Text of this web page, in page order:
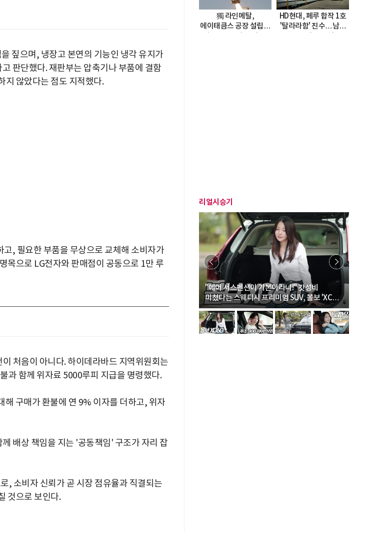
짚으며, 냉장고 본연의 기능인 냉각 유지가
판단했다. 재판부는 압축기나 부품에 결함
지 않았다는 점도 지적했다.
, 필요한 부품을 무상으로 교체해 소비자가
목으로 LG전자와 판매점이 공동으로 1만 루
처음이 아니다. 하이데라바드 지역위원회는
과 함께 위자료 5000루피 지급을 명령했다.
해 구매가 환불에 연 9% 이자를 더하고, 위자
배상 책임을 지는 '공동책임' 구조가 자리 잡
, 소비자 신뢰가 곧 시장 점유율과 직결되는
것으로 보인다.
獨 라인메탈,
에이태큼스 공장 설립…
HD현대, 페루 합작 1호
'탈라라함' 진수…남미
리얼시승기
"에어 서스펜션이 기본이라니!" 갓성비
미쳤다는 스웨디시 프리미엄 SUV, 볼보 'XC60
B5 울트라'